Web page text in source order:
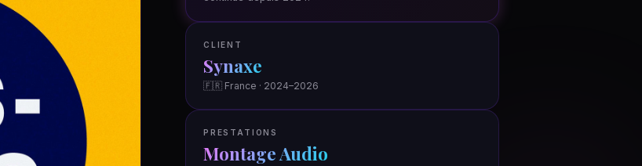
CLIENT
Synaxe
🇫🇷 France · 2024–2026
PRESTATIONS
Montage Audio